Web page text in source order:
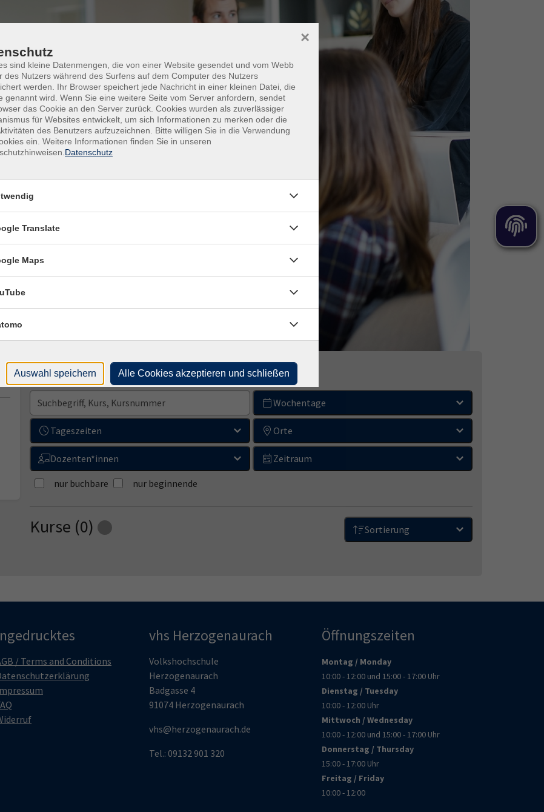
Sprachen und Integration Norwegisch
Wochentage
Tageszeiten Orte
Dozenten*innen Zeitraum
nur buchbare nur beginnende
Kurse (0)Loading... Sortierung
/ Terms and Conditions
vhs Herzogenaurach
Volkshochschule
Herzogenaurach
Badgasse 4
91074 Herzogenaurach
vhs@herzogenaurach.de
Tel.: 09132 901 320
Öffnungszeiten
Montag / Monday
10:00 - 12:00 und 15:00 - 17:00 Uhr
Dienstag / Tuesday
10:00 - 12:00 Uhr
Mittwoch / Wednesday
10:00 - 12:00 und 15:00 - 17:00 Uhr
Donnerstag / Thursday
15:00 - 17:00 Uhr
Freitag / Friday
10:00 - 12:00
sind kleine Datenmengen, die von einer Website gesendet und vom Webb
des Nutzers während des Surfens auf dem Computer des Nutzers
werden. Ihr Browser speichert jede Nachricht in einer kleinen Datei, die
genannt wird. Wenn Sie eine weitere Seite vom Server anfordern, sendet
das Cookie an den Server zurück. Cookies wurden als zuverlässiger
für Websites entwickelt, um sich Informationen zu merken oder die
des Benutzers aufzuzeichnen. Bitte willigen Sie in die Verwendung
ein. Weitere Informationen finden Sie in unseren
Datenschutz
×
Translate
Maps
Auswahl speichern Alle Cookies akzeptieren und schließen